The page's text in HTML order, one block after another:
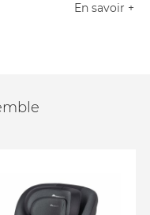
En savoir +